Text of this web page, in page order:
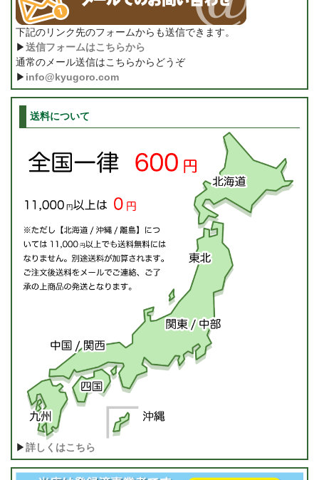
下記のリンク先のフォームからも送信できます。
▶送信フォームはこちらから
通常のメール送信はこちらからどうぞ
▶ info@kyugoro.com
送料について
▶詳しくはこちら